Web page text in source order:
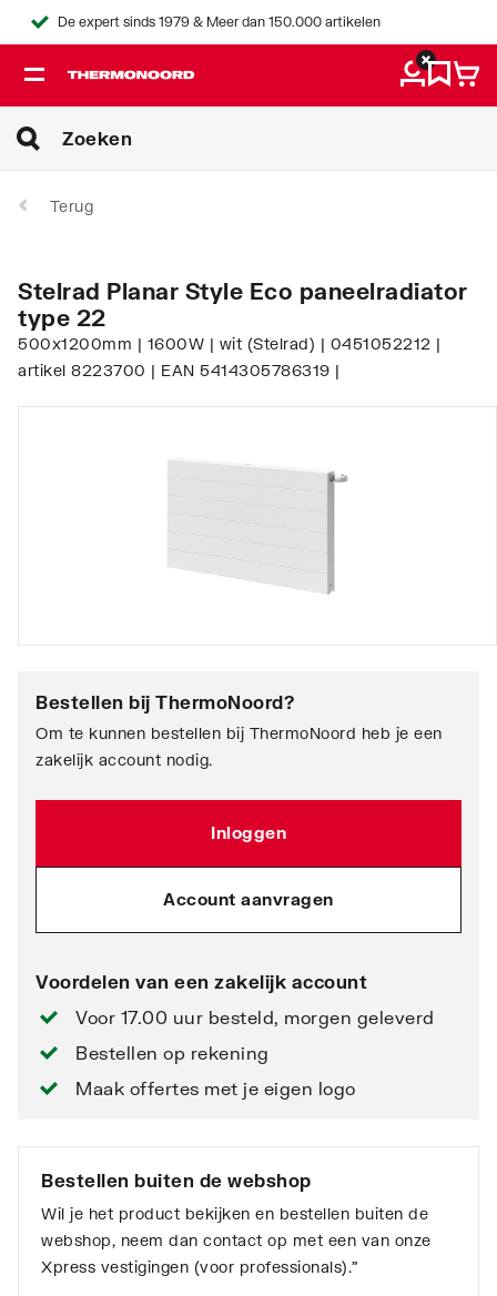
De expert sinds 1979 & Meer dan 150.000 artikelen
Terug
Stelrad Planar Style Eco paneelradiator
type 22
500x1200mm | 1600W | wit (Stelrad) | 0451052212 |
artikel 8223700 | EAN 5414305786319 |
Bestellen bij ThermoNoord?
Om te kunnen bestellen bij ThermoNoord heb je een
zakelijk account nodig.
Inloggen
Account aanvragen
Voordelen van een zakelijk account
Voor 17.00 uur besteld, morgen geleverd
Bestellen op rekening
Maak offertes met je eigen logo
Bestellen buiten de webshop
Wil je het product bekijken en bestellen buiten de
webshop, neem dan contact op met een van onze
Xpress vestigingen (voor professionals).”